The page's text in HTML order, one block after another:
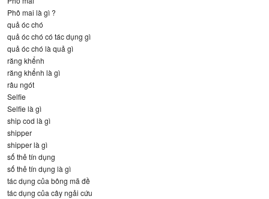
Phô mai là gì ?
quả óc chó
quả óc chó có tác dụng gì
quả óc chó là quả gì
răng khểnh
răng khểnh là gì
râu ngót
Selfie
Selfie là gì
ship cod là gì
shipper
shipper là gì
số thẻ tín dụng
số thẻ tín dụng là gì
tác dụng của bông mã đề
tác dụng của cây ngải cứu